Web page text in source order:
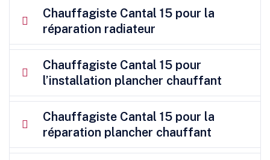
Chauffagiste Cantal 15 pour la
réparation radiateur
Chauffagiste Cantal 15 pour
l’installation plancher chauffant
Chauffagiste Cantal 15 pour la
réparation plancher chauffant